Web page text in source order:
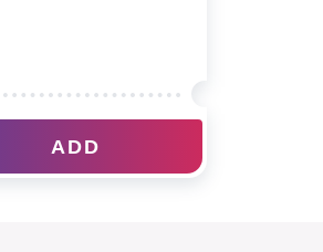
ADD